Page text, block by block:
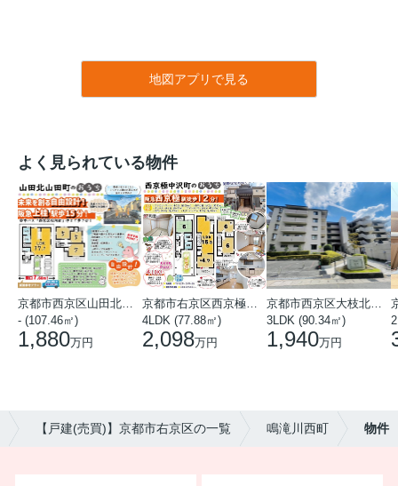
地図アプリで見る
よく見られている物件
- (107.46㎡)
1,880万円
4LDK (77.88㎡)
2,098万円
3LDK (90.34㎡)
1,940万円
【戸建(売買)】京都市右京区の一覧 鳴滝川西町 物件